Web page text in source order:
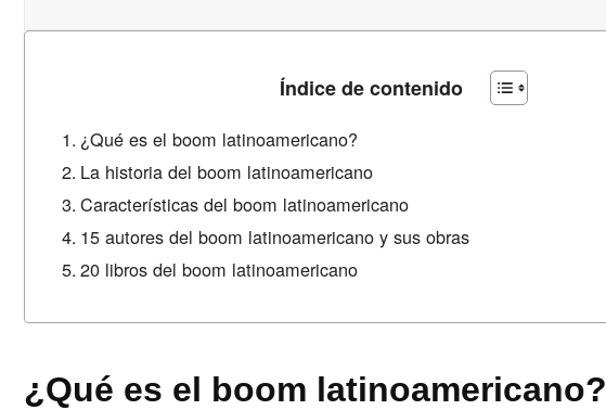
Índice de contenido
¿Qué es el boom latinoamericano?
La historia del boom latinoamericano
Características del boom latinoamericano
15 autores del boom latinoamericano y sus obras
20 libros del boom latinoamericano
¿Qué es el boom latinoamericano?